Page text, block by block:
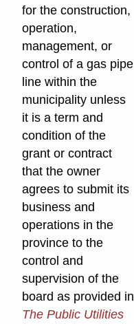
for the construction,
operation,
management, or
control of a gas pipe
line within the
municipality unless
it is a term and
condition of the
grant or contract
that the owner
agrees to submit its
business and
operations in the
province to the
control and
supervision of the
board as provided in
The Public Utilities